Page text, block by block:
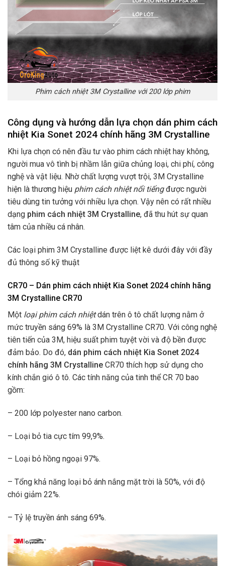
Phim cách nhiệt 3M Crystalline với 200 lớp phim
Công dụng và hướng dẫn lựa chọn dán phim cách
nhiệt Kia Sonet 2024 chính hãng 3M Crystalline
Khi lựa chọn có nên đầu tư vào phim cách nhiệt hay không,
người mua vô tình bị nhầm lẫn giữa chủng loại, chi phí, công
nghệ và vật liệu. Nhờ chất lượng vượt trội, 3M Crystalline
hiện là thương hiệu phim cách nhiệt nổi tiếngđược người
tiêu dùng tin tưởng với nhiều lựa chọn. Vậy nên có rất nhiều
dạng phim cách nhiệt 3M Crystalline, đã thu hút sự quan
tâm của nhiều cá nhân.
Các loại phim 3M Crystalline được liệt kê dưới đây với đầy
đủ thông số kỹ thuật
CR70 – Dán phim cách nhiệt Kia Sonet 2024 chính hãng
3M Crystalline CR70
Một loại phim cách nhiệtdán trên ô tô chất lượng nằm ở
mức truyền sáng 69% là 3M Crystalline CR70. Với công nghệ
tiên tiến của 3M, hiệu suất phim tuyệt vời và độ bền được
đảm bảo. Do đó, dán phim cách nhiệt Kia Sonet 2024
chính hãng 3M Crystalline CR70 thích hợp sử dụng cho
kính chắn gió ô tô. Các tính năng của tinh thể CR 70 bao
gồm:
– 200 lớp polyester nano carbon.
– Loại bỏ tia cực tím 99,9%.
– Loại bỏ hồng ngoại 97%.
– Tổng khả năng loại bỏ ánh nắng mặt trời là 50%, với độ
chói giảm 22%.
– Tỷ lệ truyền ánh sáng 69%.